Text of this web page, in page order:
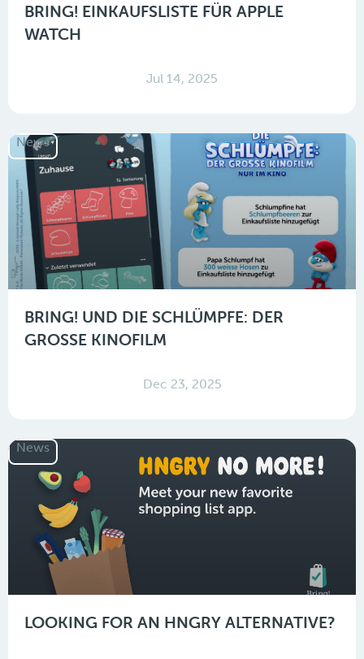
BRING! EINKAUFSLISTE FÜR APPLE
WATCH
Jul 14, 2025
News
BRING! UND DIE SCHLÜMPFE: DER
GROSSE KINOFILM
Dec 23, 2025
News
LOOKING FOR AN HNGRY ALTERNATIVE?